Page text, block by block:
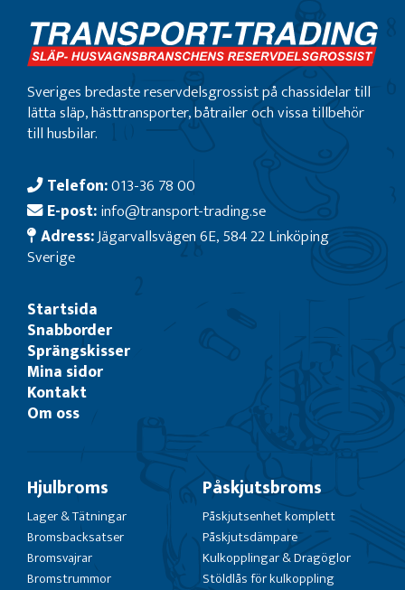
Sveriges bredaste reservdelsgrossist på chassidelar till
lätta släp, hästtransporter, båtrailer och vissa tillbehör
till husbilar.
Telefon:013-36 78 00
E-post:info@transport-trading.se
Adress:Jägarvallsvägen 6E, 584 22 Linköping
Sverige
Startsida
Snabborder
Sprängskisser
Mina sidor
Kontakt
Om oss
Hjulbroms
Lager & Tätningar
Bromsbacksatser
Bromsvajrar
Bromstrummor
Påskjutsbroms
Påskjutsenhet komplett
Påskjutsdämpare
Kulkopplingar & Dragöglor
Stöldlås för kulkoppling